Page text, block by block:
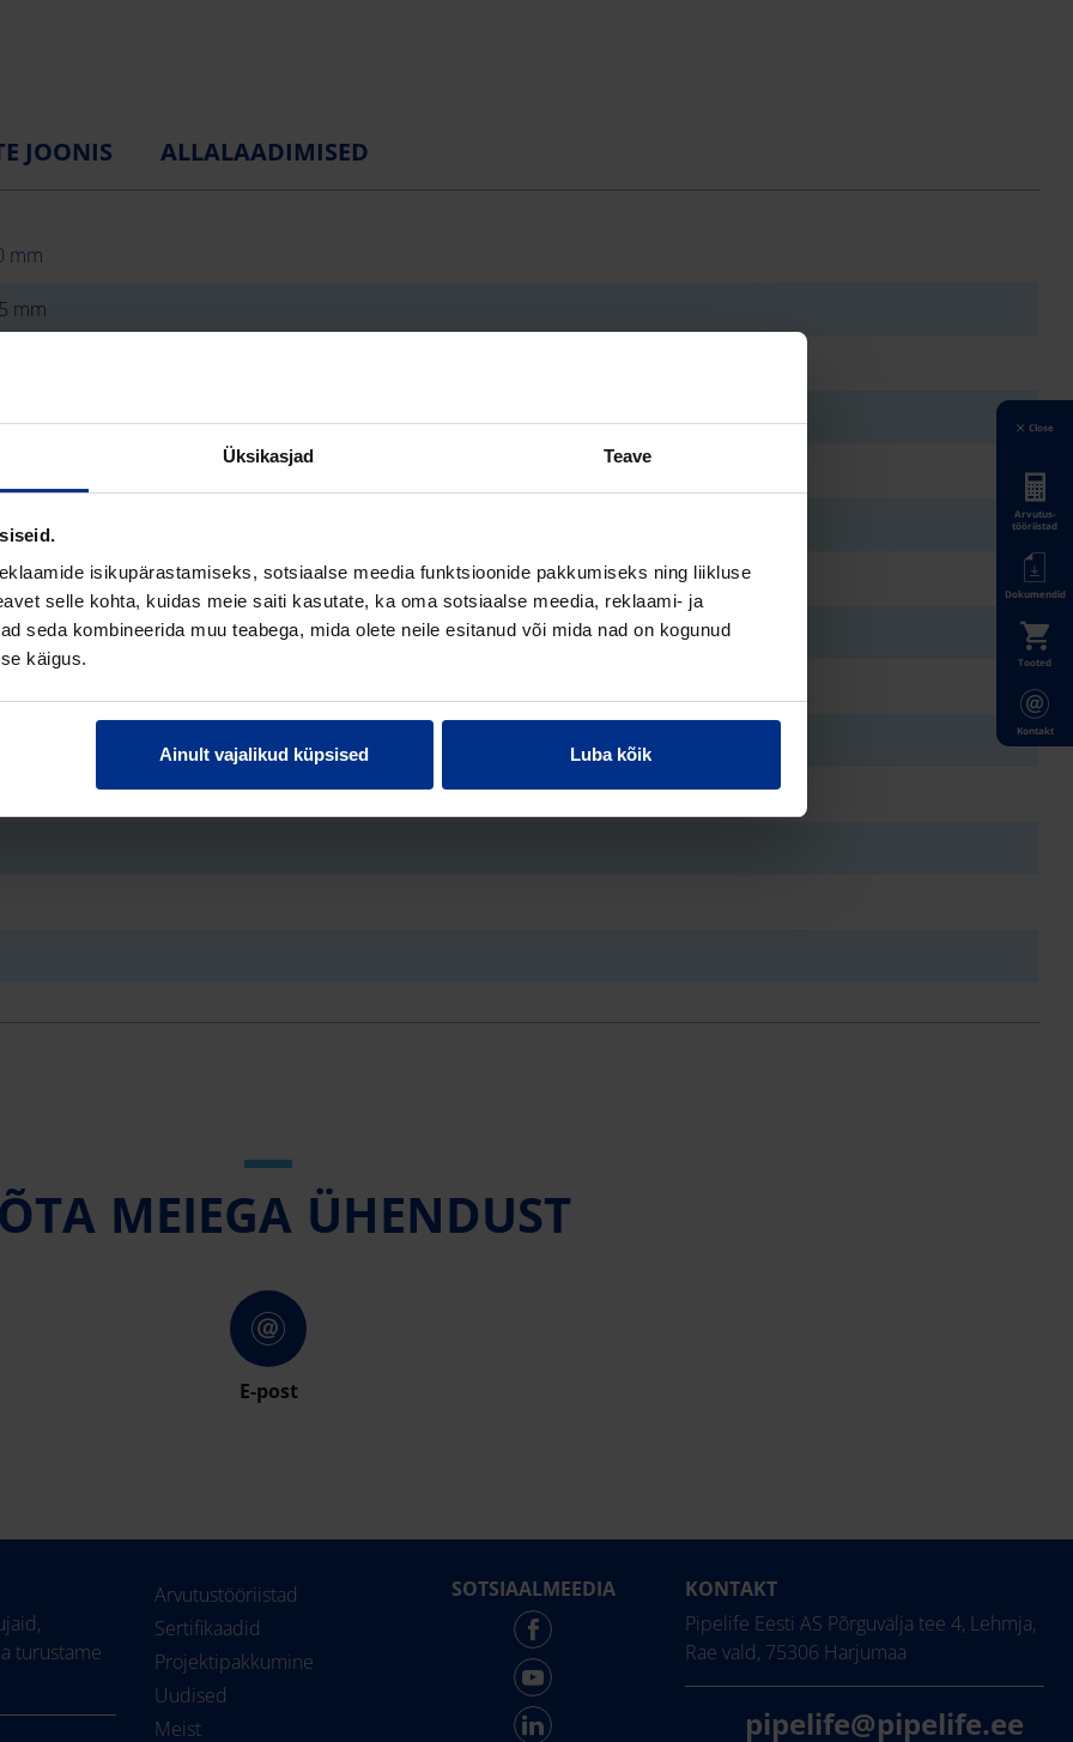
Üksikasjad Teave
isikupärastamiseks, sotsiaalse meedia funktsioonide pakkumiseks ning liikluse
selle kohta, kuidas meie saiti kasutate, ka oma sotsiaalse meedia, reklaami- ja
seda kombineerida muu teabega, mida olete neile esitanud või mida nad on kogunud
käigus.
Ainult vajalikud küpsised Luba kõik
JOONIS ALLALAADIMISED
mm
mm
MEIEGA ÜHENDUST
E-post
Close
Arvutus-
tööriistad
Dokumendid
Tooted
Kontakt
turustame
Arvutustööriistad
Sertifikaadid
Projektipakkumine
Uudised
Meist
SOTSIAALMEEDIA
KONTAKT
Pipelife Eesti AS Põrguvälja tee 4, Lehmja,
Rae vald, 75306 Harjumaa
pipelife@pipelife.ee